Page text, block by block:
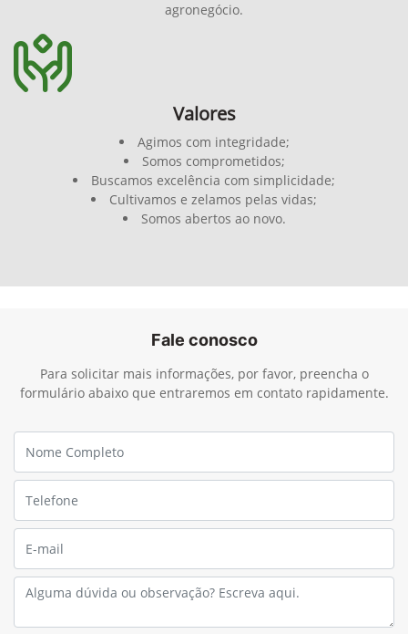
agronegócio.
Valores
Agimos com integridade;
Somos comprometidos;
Buscamos excelência com simplicidade;
Cultivamos e zelamos pelas vidas;
Somos abertos ao novo.
Fale conosco
Para solicitar mais informações, por favor, preencha o
formulário abaixo que entraremos em contato rapidamente.